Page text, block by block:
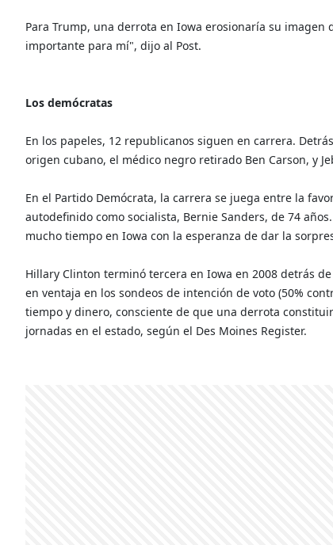
Para Trump, una derrota en Iowa erosionaría su
importante para mí", dijo al Post.
Los demócratas
En los papeles, 12 republicanos siguen en carrera.
origen cubano, el médico negro retirado Ben Carson, y
En el Partido Demócrata, la carrera se juega entre la
autodefinido como socialista, Bernie Sanders, de 74
mucho tiempo en Iowa con la esperanza de dar la
Hillary Clinton terminó tercera en Iowa en 2008 detrás
en ventaja en los sondeos de intención de voto (50%
tiempo y dinero, consciente de que una derrota
jornadas en el estado, según el Des Moines Register.